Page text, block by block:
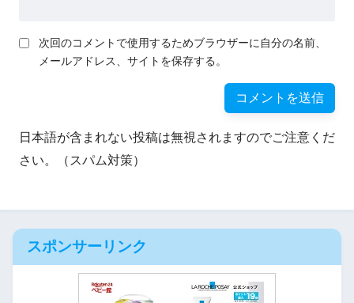
次回のコメントで使用するためブラウザーに自分の名前、
メールアドレス、サイトを保存する。
日本語が含まれない投稿は無視されますのでご注意くだ
さい。（スパム対策）
スポンサーリンク